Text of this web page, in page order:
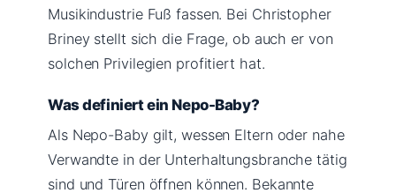
Musikindustrie Fuß fassen. Bei Christopher
Briney stellt sich die Frage, ob auch er von
solchen Privilegien profitiert hat.
Was definiert ein Nepo-Baby?
Als Nepo-Baby gilt, wessen Eltern oder nahe
Verwandte in der Unterhaltungsbranche tätig
sind und Türen öffnen können. Bekannte